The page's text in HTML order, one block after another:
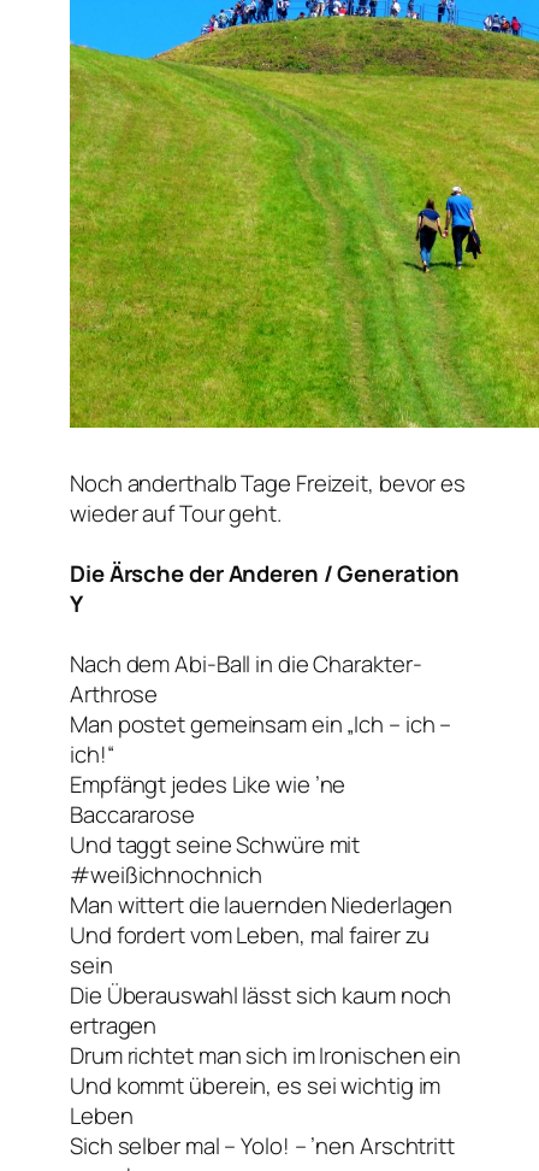
Noch anderthalb Tage Freizeit, bevor es
wieder auf Tour geht.
Die Ärsche der Anderen / Generation
Y
Nach dem Abi-Ball in die Charakter-
Arthrose
Man postet gemeinsam ein „Ich – ich –
ich!“
Empfängt jedes Likewie ’ne
Baccararose
Und taggt seine Schwüre mit
#weißichnochnich
Man wittert die lauernden Niederlagen
Und fordert vom Leben, mal fairer zu
sein
Die Überauswahl lässt sich kaum noch
ertragen
Drum richtet man sich im Ironischen ein
Und kommt überein, es sei wichtig im
Leben
Sich selber mal –Yolo! – ’nen Arschtritt